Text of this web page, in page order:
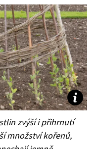
zvýší i přihrnutí
množství kořenů,